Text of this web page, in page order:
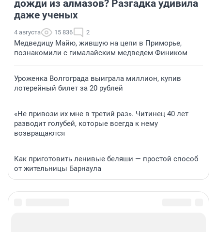
дожди из алмазов? Разгадка удивила
даже ученых
4 августа 15 836 2
Медведицу Майю, жившую на цепи в Приморье,
познакомили с гималайским медведем Фиником
Уроженка Волгограда выиграла миллион, купив
лотерейный билет за 20 рублей
«Не привози их мне в третий раз». Читинец 40 лет
разводит голубей, которые всегда к нему
возвращаются
Как приготовить ленивые беляши — простой способ
от жительницы Барнаула